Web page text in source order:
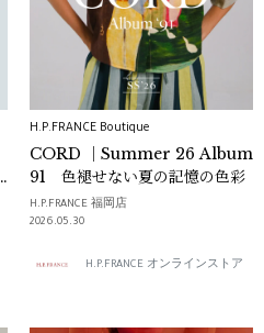
H.P.FRANCE Boutique
CORD ｜Summer 26 Album
91 色褪せない夏の記憶の色彩
H.P.FRANCE 福岡店
2026.05.30
H.P.FRANCE オンラインストア